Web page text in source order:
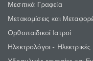
Μεσιτικά Γραφεία
Μετακομίσεις και
Ορθοπαιδικοί Ιατροί
Ηλεκτρολόγοι -